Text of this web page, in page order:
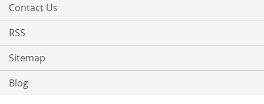
Contact Us
RSS
Sitemap
Blog